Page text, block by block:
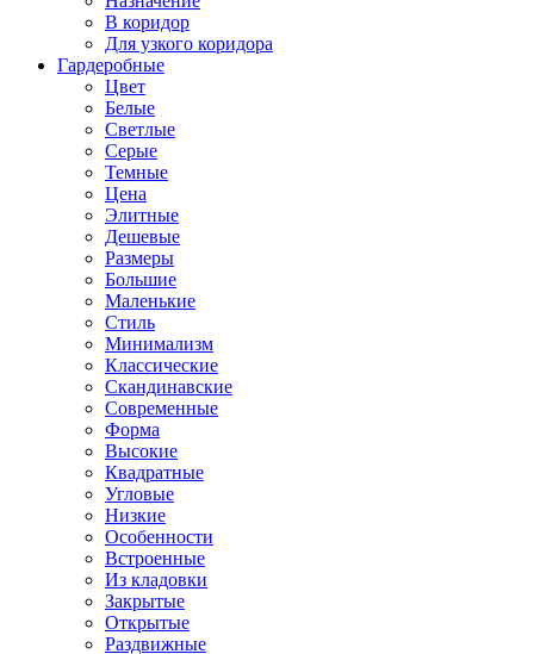
В коридор
Для узкого коридора
Гардеробные
Цвет
Белые
Светлые
Серые
Темные
Цена
Элитные
Дешевые
Размеры
Большие
Маленькие
Стиль
Минимализм
Классические
Скандинавские
Современные
Форма
Высокие
Квадратные
Угловые
Низкие
Особенности
Встроенные
Из кладовки
Закрытые
Открытые
Раздвижные